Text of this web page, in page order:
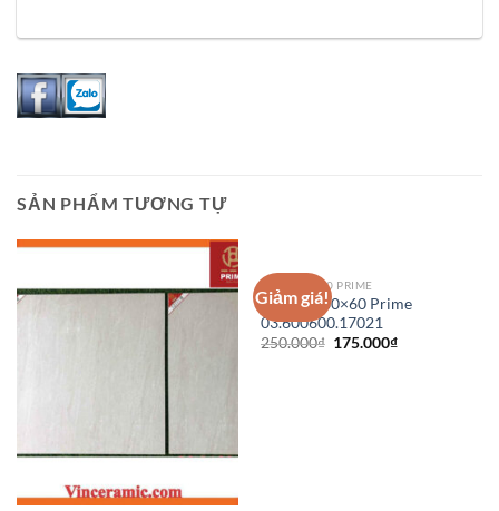
SẢN PHẨM TƯƠNG TỰ
Giảm giá!
GẠCH 60X60 PRIME
Gạch lát 60×60 Prime
03.600600.17021
250.000₫ 175.000₫